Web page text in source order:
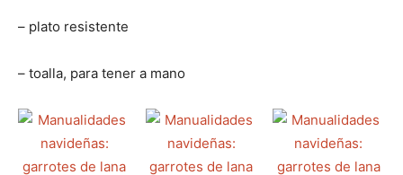
– plato resistente
– toalla, para tener a mano